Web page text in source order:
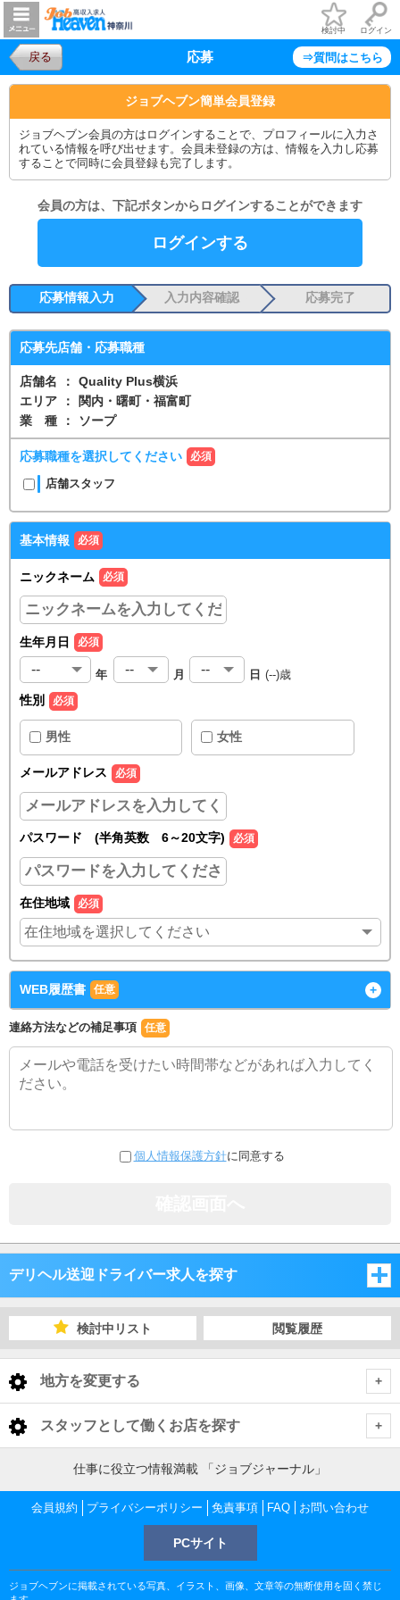
検討中 ログイン
戻る 応募 ⇒質問はこちら
ジョブヘブン簡単会員登録
ジョブヘブン会員の方はログインすることで、プロフィールに入力さ
れている情報を呼び出せます。会員未登録の方は、情報を入力し応募
することで同時に会員登録も完了します。
会員の方は、下記ボタンからログインすることができます
ログインする
応募情報入力 入力内容確認 応募完了
応募先店舗・応募職種
店舗名
エリア
業種
：
Quality Plus横浜
：
関内・曙町・福富町
：
ソープ
応募職種を選択してください 必須
店舗スタッフ
基本情報 必須
ニックネーム 必須
生年月日 必須
年 月 日 (--)歳
性別 必須
男性 女性
メールアドレス 必須
パスワード (半角英数 6～20文字) 必須
在住地域 必須
WEB履歴書 任意 +
連絡方法などの補足事項 任意
個人情報保護方針に同意する
デリヘル送迎ドライバー求人を探す
神奈川県
横浜市 デリヘル送迎ドライバー
関内・曙町・福富町 デリヘル送迎ドライバー
桜木町・日ノ出町 デリヘル送迎ドライバー
川崎市
川崎市 デリヘル送迎ドライバー
川崎駅・堀之内・南町 デリヘル送迎ドライバー
町田・相模原・厚木 デリヘル送迎ドライバー
湘南・三浦半島
検討中リスト 閲覧履歴
地方を変更する
< 全国トップ
北海道 男性高収入
東北 男性高収入
南関東 男性高収入
甲信越 男性高収入
北関東 男性高収入
スタッフとして働くお店を探す
東京都
東京 男性高収入
新宿 男性高収入
神奈川県
関内 男性高収入
仕事に役立つ情報満載 「ジョブジャーナル」
会員規約 プライバシーポリシー 免責事項 FAQ お問い合わせ
PCサイト
ジョブヘブンに掲載されている写真、イラスト、画像、文章等の無断使用を固く禁じ